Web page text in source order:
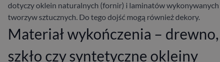
dotyczy oklein naturalnych (fornir) i laminatów wykonywanych
tworzyw sztucznych. Do tego dojść mogą również dekory.
Materiał wykończenia – drewno,
szkło czy syntetyczne okleiny